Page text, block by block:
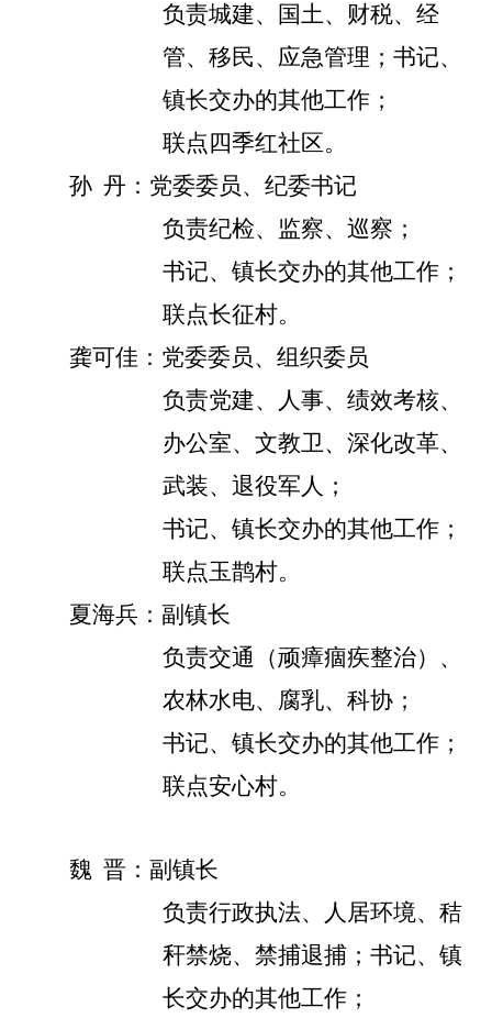
负责城建、国土、财税、经
管、移民、应急管理；书记、
镇长交办的其他工作；
联点四季红社区。
孙 丹：党委委员、纪委书记
负责纪检、监察、巡察；
书记、镇长交办的其他工作；
联点长征村。
龚可佳： 党委委员、组织委员
负责党建、人事、绩效考核、
办公室、文教卫、深化改革、
武装、退役军人；
书记、镇长交办的其他工作；
联点玉鹊村。
夏海兵：副镇长
负责交通（顽瘴痼疾整治）、
农林水电、腐乳、科协；
书记、镇长交办的其他工作；
联点安心村。
魏 晋：副镇长
负责行政执法、人居环境、秸
秆禁烧、禁捕退捕；书记、镇
长交办的其他工作；